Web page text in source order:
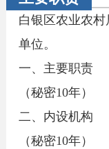
白银区农业农
单位。
一、主要职责
（秘密10年）
二、内设机构
（秘密10年）